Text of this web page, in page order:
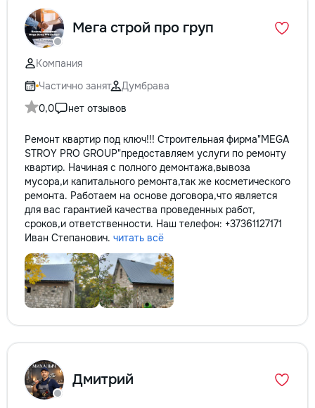
Мега строй про груп
Компания
Частично занят
Думбрава
0,0
нет отзывов
Ремонт квартир под ключ!!! Строительная фирма"MEGA
STROY PRO GROUP"предоставляем услуги по ремонту
квартир. Начиная с полного демонтажа,вывоза
мусора,и капитального ремонта,так же косметического
ремонта. Работаем на основе договора,что является
для вас гарантией качества проведенных работ,
сроков,и ответственности. Наш телефон: +37361127171
Иван Степанович. читать всё
Дмитрий